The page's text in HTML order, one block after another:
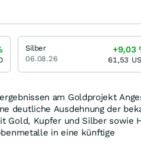
am Goldprojekt
deutliche Ausdehnung der
Gold, Kupfer und Silber sowie
in eine künftige
Silber
06.08.26
+9,03
61,53